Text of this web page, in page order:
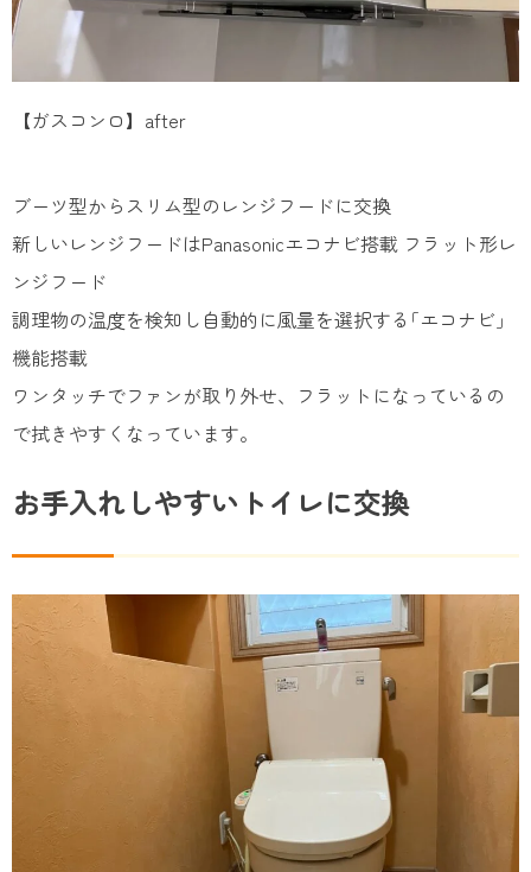
【ガスコンロ】after
ブーツ型からスリム型のレンジフードに交換
新しいレンジフードはPanasonicエコナビ搭載 フラット形レ
ンジフード
調理物の温度を検知し自動的に風量を選択する｢エコナビ｣
機能搭載
ワンタッチでファンが取り外せ、フラットになっているの
で拭きやすくなっています。
お手入れしやすいトイレに交換